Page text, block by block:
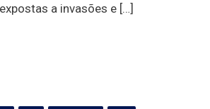
a invasões e […]